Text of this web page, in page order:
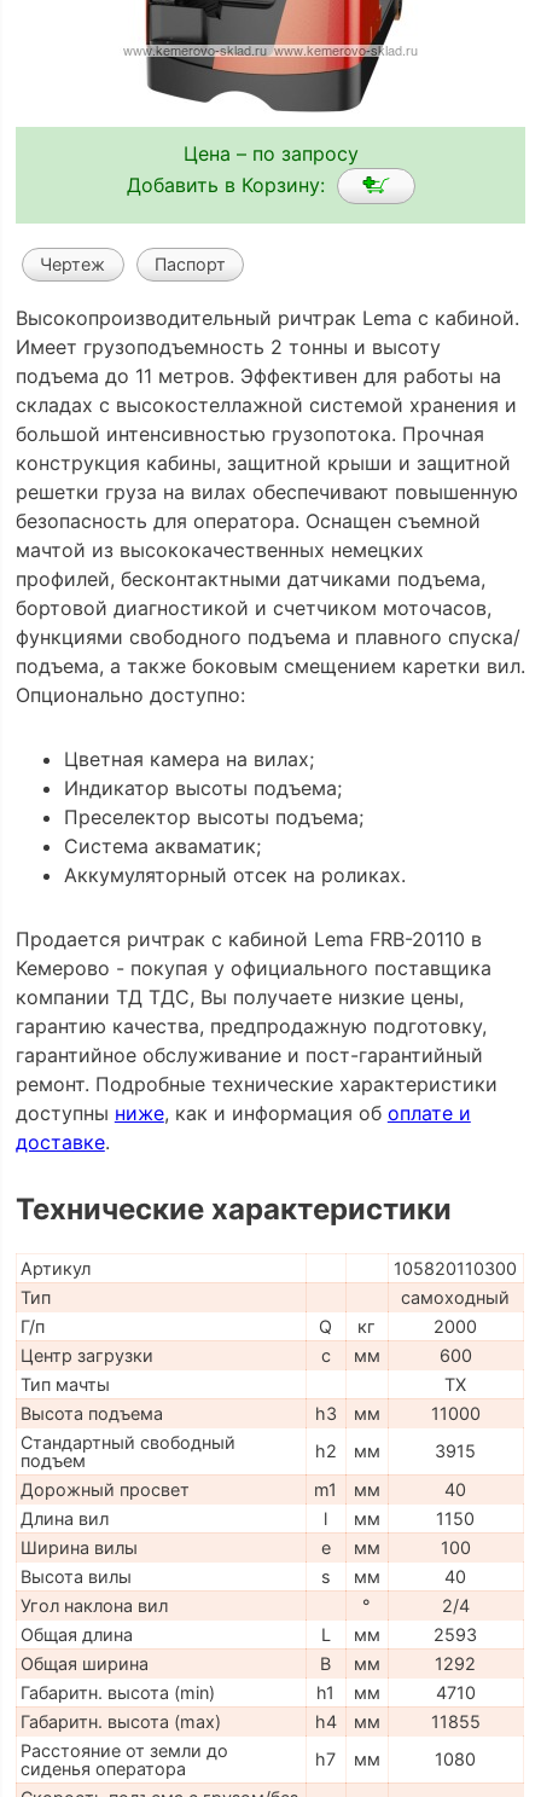
Цена – по запросу
Добавить в Корзину:
Чертеж Паспорт
Высокопроизводительный ричтрак Lema с кабиной.
Имеет грузоподъемность 2 тонны и высоту
подъема до 11 метров. Эффективен для работы на
складах с высокостеллажной системой хранения и
большой интенсивностью грузопотока. Прочная
конструкция кабины, защитной крыши и защитной
решетки груза на вилах обеспечивают повышенную
безопасность для оператора. Оснащен съемной
мачтой из высококачественных немецких
профилей, бесконтактными датчиками подъема,
бортовой диагностикой и счетчиком моточасов,
функциями свободного подъема и плавного спуска/
подъема, а также боковым смещением каретки вил.
Опционально доступно:
Цветная камера на вилах;
Индикатор высоты подъема;
Преселектор высоты подъема;
Система акваматик;
Аккумуляторный отсек на роликах.
Продается ричтрак с кабиной Lema FRB-20110 в
Кемерово - покупая у официального поставщика
компании ТД ТДС, Вы получаете низкие цены,
гарантию качества, предпродажную подготовку,
гарантийное обслуживание и пост-гарантийный
ремонт. Подробные технические характеристики
доступны ниже, как и информация об оплате и
доставке.
Технические характеристики
Артикул
105820110300
Тип
самоходный
Г/п
Q кг
2000
Центр загрузки
c мм
600
Тип мачты
TX
Высота подъема
h3 мм
11000
Стандартный свободный
подъем
h2 мм
3915
Дорожный просвет
m1 мм
40
Длина вил
l мм
1150
Ширина вилы
e мм
100
Высота вилы
s мм
40
Угол наклона вил
°
2/4
Общая длина
L мм
2593
Общая ширина
B мм
1292
Габаритн. высота (min)
h1 мм
4710
Габаритн. высота (max)
h4 мм
11855
Расстояние от земли до
сиденья оператора
h7 мм
1080